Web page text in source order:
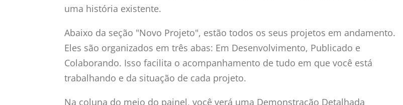
uma história existente.
Abaixo da seção "Novo Projeto", estão todos os seus projetos em andamento.
Eles são organizados em três abas: Em Desenvolvimento, Publicado e
Colaborando. Isso facilita o acompanhamento de tudo em que você está
trabalhando e da situação de cada projeto.
Na coluna do meio do painel, você verá uma Demonstração Detalhada